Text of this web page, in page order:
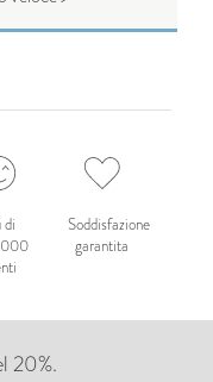
di
Soddisfazione
garantita
20%.